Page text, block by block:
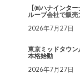
【㈱ハナインタ
ループ会社で販売
2026年7月27日
東京ミッドタウ
本格始動
2026年7月27日